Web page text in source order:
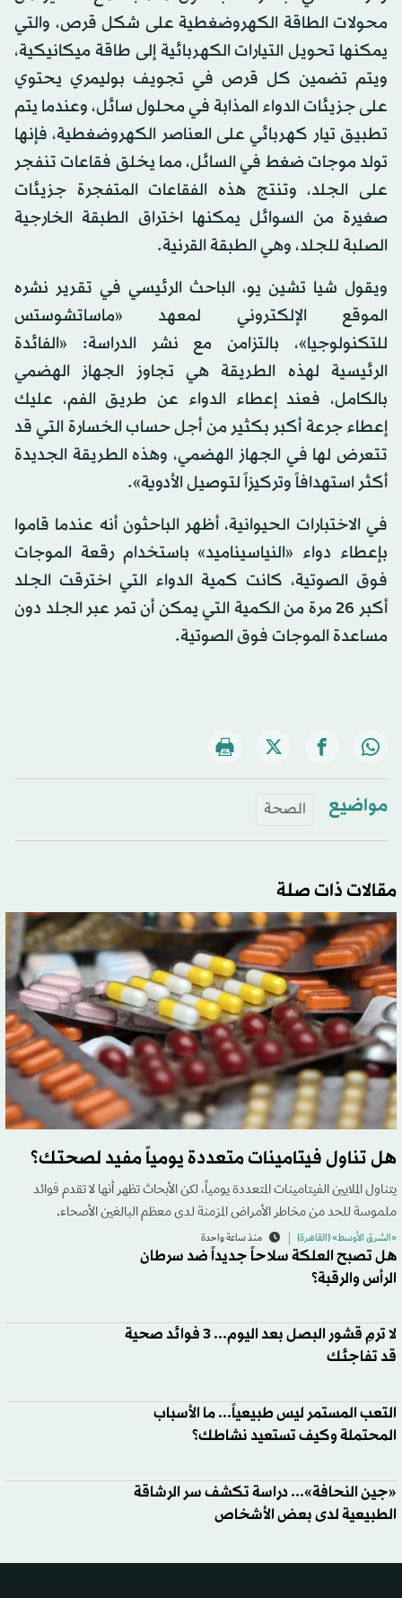
محولات الطاقة الكهروضغطية على شكل قرص، والتي
يمكنها تحويل التيارات الكهربائية إلى طاقة ميكانيكية،
ويتم تضمين كل قرص في تجويف بوليمري يحتوي
على جزيئات الدواء المذابة في محلول سائل، وعندما يتم
تطبيق تيار كهربائي على العناصر الكهروضغطية، فإنها
تولد موجات ضغط في السائل، مما يخلق فقاعات تنفجر
على الجلد، وتنتج هذه الفقاعات المتفجرة جزيئات
صغيرة من السوائل يمكنها اختراق الطبقة الخارجية
الصلبة للجلد، وهي الطبقة القرنية.
ويقول شيا تشين يو، الباحث الرئيسي في تقرير نشره
الموقع الإلكتروني لمعهد «ماساتشوستس
للتكنولوجيا»، بالتزامن مع نشر الدراسة: «الفائدة
الرئيسية لهذه الطريقة هي تجاوز الجهاز الهضمي
بالكامل، فعند إعطاء الدواء عن طريق الفم، عليك
إعطاء جرعة أكبر بكثير من أجل حساب الخسارة التي قد
تتعرض لها في الجهاز الهضمي، وهذه الطريقة الجديدة
أكثر استهدافاً وتركيزاً لتوصيل الأدوية».
في الاختبارات الحيوانية، أظهر الباحثون أنه عندما قاموا
بإعطاء دواء «النياسيناميد» باستخدام رقعة الموجات
فوق الصوتية، كانت كمية الدواء التي اخترقت الجلد
أكبر 26 مرة من الكمية التي يمكن أن تمر عبر الجلد دون
مساعدة الموجات فوق الصوتية.
مواضيع الصحة
مقالات ذات صلة
هل تناول فيتامينات متعددة يومياً مفيد لصحتك؟
يتناول الملايين الفيتامينات المتعددة يومياً، لكن الأبحاث تظهر أنها لا تقدم فوائد
ملموسة للحد من مخاطر الأمراض المزمنة لدى معظم البالغين الأصحاء.
«الشرق الأوسط» (القاهرة) منذ ساعة واحدة
هل تصبح العلكة سلاحاً جديداً ضد سرطان
الرأس والرقبة؟
لا ترمِ قشور البصل بعد اليوم... 3 فوائد صحية
قد تفاجئك
التعب المستمر ليس طبيعياً... ما الأسباب
المحتملة وكيف تستعيد نشاطك؟
«جين النحافة»... دراسة تكشف سر الرشاقة
الطبيعية لدى بعض الأشخاص